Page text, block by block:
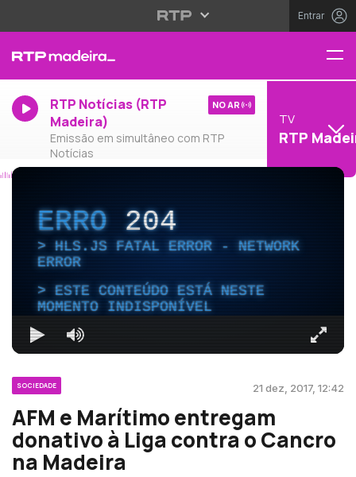
Entrar
RTP Notícias (RTP
Madeira)
Emissão em simultâneo com RTP
Notícias
NO AR
TV
RTP
ERRO204
HLS.JS FATAL ERROR - NETWORK
ERROR
ESTE CONTEÚDO ESTÁ NESTE
MOMENTO INDISPONÍVEL
SOCIEDADE 21 dez, 2017, 12:42
AFM e Marítimo entregam
donativo à Liga contra o Cancro
na Madeira